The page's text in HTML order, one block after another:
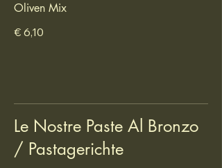
Oliven Mix
€ 6,10
Le Nostre Paste Al Bronzo
/ Pastagerichte